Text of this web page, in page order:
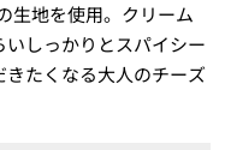
生地を使用。クリーム
しっかりとスパイシー
たくなる大人のチーズ